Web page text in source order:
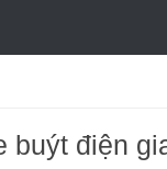
buýt điện